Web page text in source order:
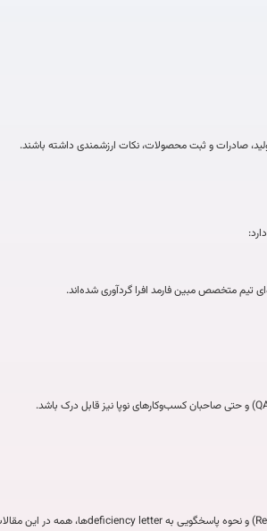
صادرات و ثبت محصولات، نکات ارزشمندی داشته باشند.
تیم متخصص مبین فارمد افرا گردآوری شده‌اند.